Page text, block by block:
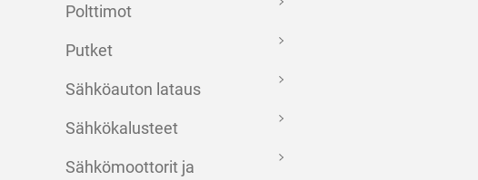
Polttimot
Putket
Sähköauton lataus
Sähkökalusteet
Sähkömoottorit ja